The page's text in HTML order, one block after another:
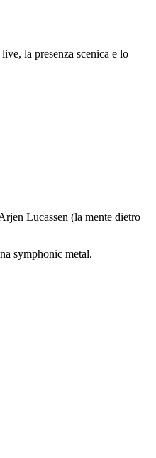
la presenza scenica e lo
Lucassen (la mente dietro
symphonic metal.